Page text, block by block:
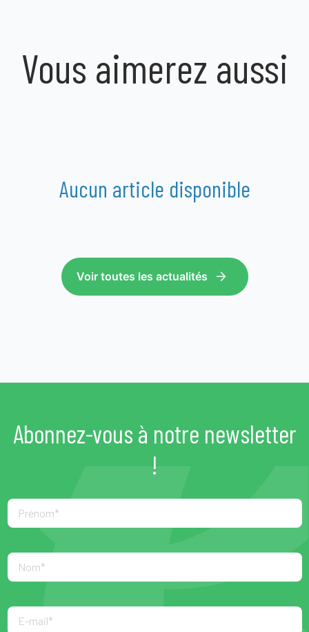
Vous aimerez aussi
Aucun article disponible
Voir toutes les actualités
Abonnez-vous à notre newsletter
!